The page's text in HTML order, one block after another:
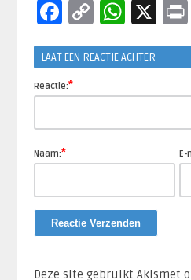
Facebook
Copy X
LAAT EEN REACTIE ACHTER
Reactie:*
Naam:* E-
Deze site gebruikt Akismet